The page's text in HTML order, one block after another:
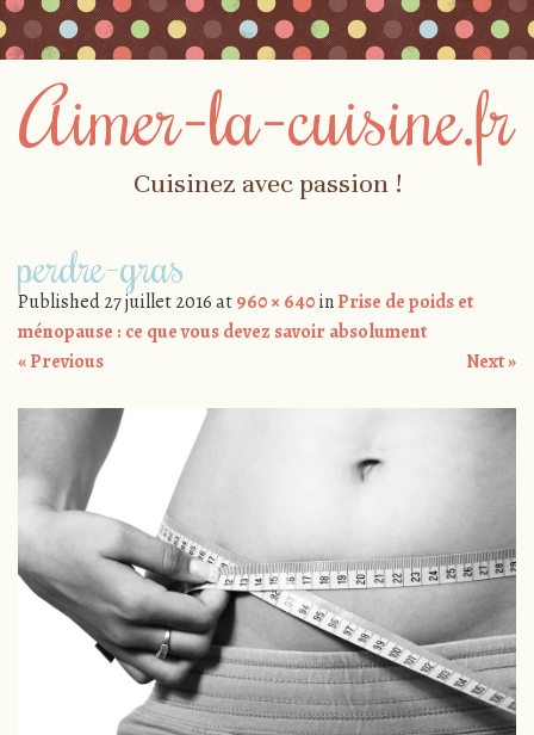
Aimer-la-cuisine.fr
Cuisinez avec passion !
Menu
perdre-gras
Published27 juillet 2016at960 × 640inPrise de poids et
ménopause : ce que vous devez savoir absolument
« Previous
Next »